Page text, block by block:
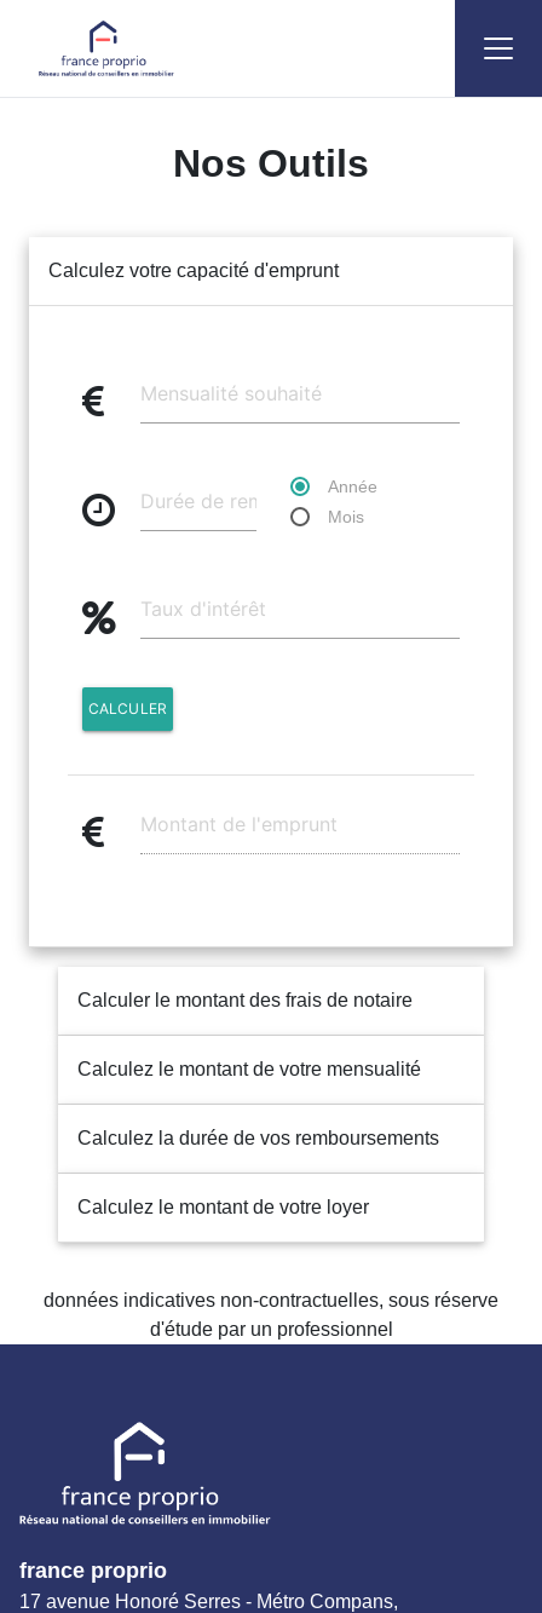
Outils
Nos Outils
Calculez votre capacité d'emprunt
Année
Mois
CALCULER
Calculer le montant des frais de notaire
Calculez le montant de votre mensualité
Calculez la durée de vos remboursements
Calculez le montant de votre loyer
données indicatives non-contractuelles, sous réserve
d'étude par un professionnel
france proprio
17 avenue Honoré Serres - Métro Compans,